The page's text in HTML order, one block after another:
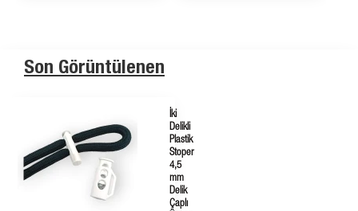
Son Görüntülenen
İki
Delikli
Plastik
Stoper
4,5
mm
Delik
Çaplı